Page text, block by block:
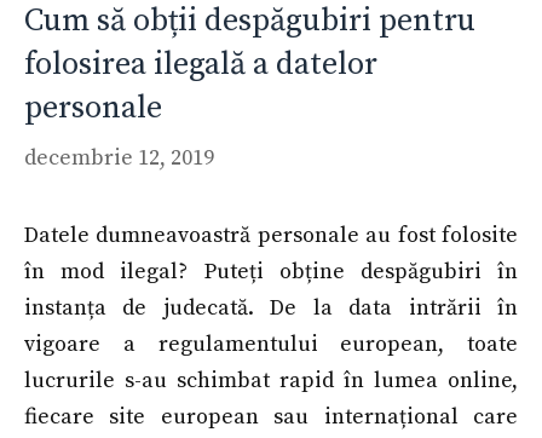
Cum să obții despăgubiri pentru
folosirea ilegală a datelor
personale
decembrie 12, 2019
Datele dumneavoastră personale au fost folosite
în mod ilegal? Puteți obține despăgubiri în
instanța de judecată. De la data intrării în
vigoare a regulamentului european, toate
lucrurile s-au schimbat rapid în lumea online,
fiecare site european sau internațional care